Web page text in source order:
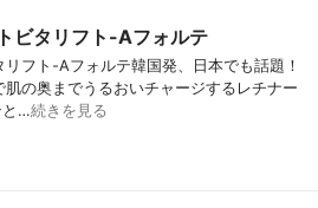
ビタリフト-Aフォルテ
リフト-Aフォルテ韓国発、日本でも話題！
の奥までうるおいチャージするレチナー
と…続きを見る